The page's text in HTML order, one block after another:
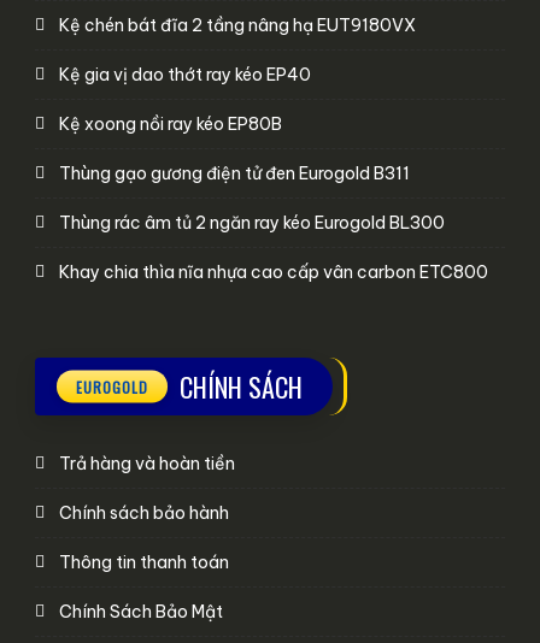
Kệ chén bát đĩa 2 tầng nâng hạ EUT9180VX
Kệ gia vị dao thớt ray kéo EP40
Kệ xoong nồi ray kéo EP80B
Thùng gạo gương điện tử đen Eurogold B311
Thùng rác âm tủ 2 ngăn ray kéo Eurogold BL300
Khay chia thìa nĩa nhựa cao cấp vân carbon ETC800
CHÍNH SÁCH
Trả hàng và hoàn tiền
Chính sách bảo hành
Thông tin thanh toán
Chính Sách Bảo Mật